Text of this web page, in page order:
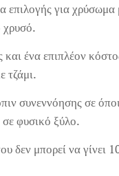
επιλογής για χρύσωμα
χρυσό.
και ένα επιπλέον
τζάμι.
συνεννόησης σε
σε φυσικό ξύλο.
δεν μπορεί να γίνει